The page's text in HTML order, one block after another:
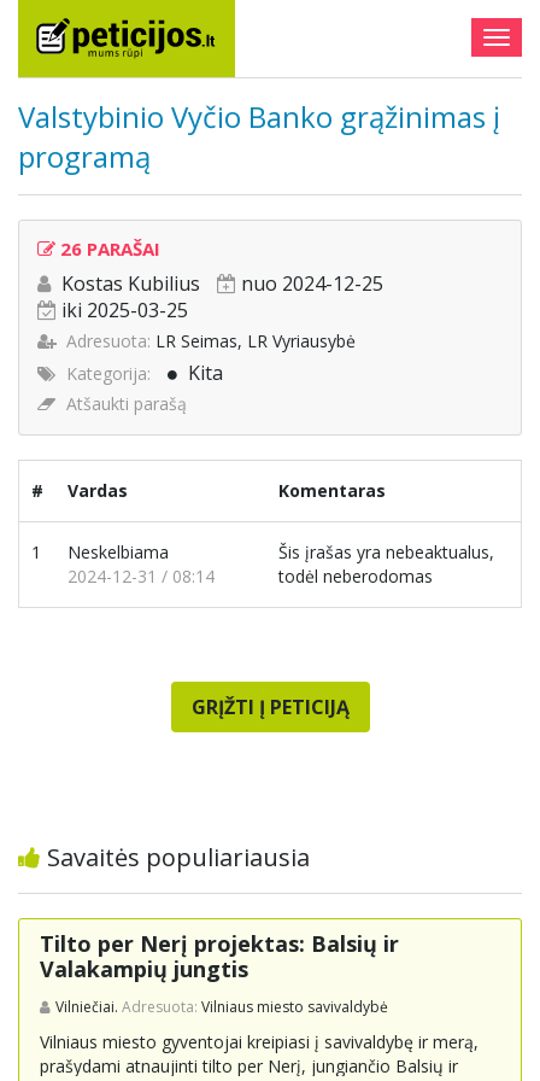
Valstybinio Vyčio Banko grąžinimas į
programą
26 PARAŠAI
Kostas Kubilius
nuo 2024-12-25
iki 2025-03-25
Adresuota: LR Seimas, LR Vyriausybė
Kategorija:
Kita
Atšaukti parašą
# Vardas Komentaras
1
Neskelbiama
2024-12-31 / 08:14
Šis įrašas yra nebeaktualus,
todėl neberodomas
GRĮŽTI Į PETICIJĄ
Savaitės populiariausia
Tilto per Nerį projektas: Balsių ir
Valakampių jungtis
Vilniečiai. Adresuota: Vilniaus miesto savivaldybė
Vilniaus miesto gyventojai kreipiasi į savivaldybę ir merą,
prašydami atnaujinti tilto per Nerį, jungiančio Balsių ir